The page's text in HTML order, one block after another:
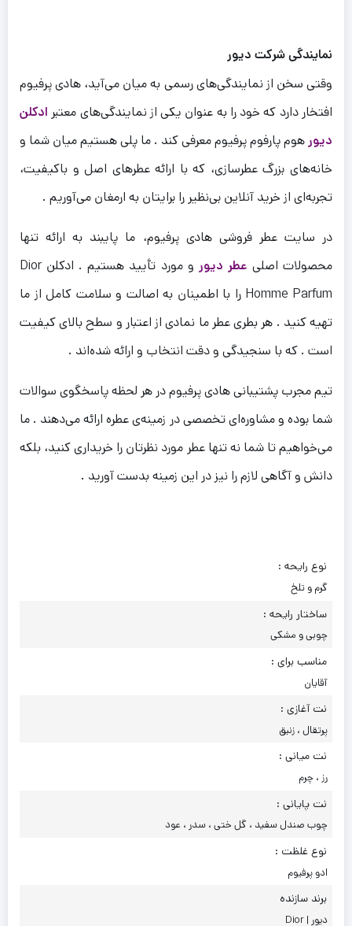
نمایندگی شرکت دیور
وقتی سخن از نمایندگی‌های رسمی به میان می‌آید، هادی پرفیوم
افتخار دارد که خود را به عنوان یکی از نمایندگی‌های معتبر ادکلن
دیور هوم پارفوم پرفیوم معرفی کند . ما پلی هستیم میان شما و
خانه‌های بزرگ عطرسازی، که با ارائه عطرهای اصل و باکیفیت،
تجربه‌ای از خرید آنلاین بی‌نظیر را برایتان به ارمغان می‌آوریم .
در سایت عطر فروشی هادی پرفیوم، ما پایبند به ارائه تنها
محصولات اصلی عطر دیور
و مورد تأیید هستیم . ادکلن Dior
Homme Parfum را با اطمینان به اصالت و سلامت کامل از ما
تهیه کنید . هر بطری عطر ما نمادی از اعتبار و سطح بالای کیفیت
است . که با سنجیدگی و دقت انتخاب و ارائه شده‌اند .
تیم مجرب پشتیبانی هادی پرفیوم در هر لحظه پاسخگوی سوالات
شما بوده و مشاوره‌ای تخصصی در زمینه‌ی عطره ارائه می‌دهند . ما
می‌خواهیم تا شما نه تنها عطر مورد نظرتان را خریداری کنید، بلکه
دانش و آگاهی لازم را نیز در این زمینه بدست آورید .
نوع رایحه :
گرم و تلخ
ساختار رایحه :
چوبی و مشکی
مناسب برای :
آقایان
نت آغازی :
پرتقال ، زنبق
نت میانی :
رز ، چرم
نت پایانی :
چوب صندل سفید ، گل ختی ، سدر ، عود
نوع غلظت :
ادو پرفیوم
برند سازنده
دیور | Dior